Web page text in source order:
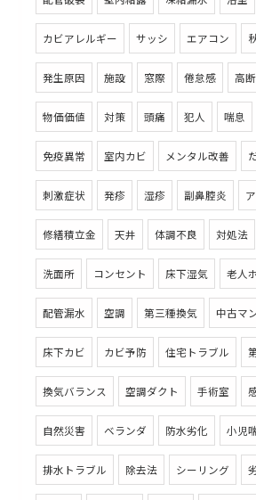
カビアレルギー サッシ エアコン
発生原因 施設 窓際 倦怠感 高
物価価値 対策 頭痛 犯人 喘息
免疫異常 室内カビ メンタル改善
刺激症状 発疹 湿疹 副鼻腔炎
修繕積立金 天井 体調不良 対処法
洗面所 コンセント 床下湿気 老人
配管漏水 空調 第三種換気 中古マ
床下カビ カビ予防 住宅トラブル
換気バランス 空調ダクト 手術室
自然災害 ベランダ 防水劣化 小児
排水トラブル 除去法 シーリング